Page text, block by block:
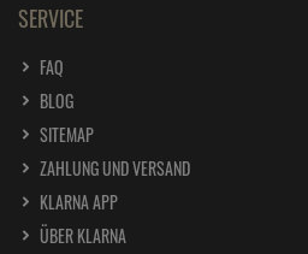
SERVICE
FAQ
BLOG
SITEMAP
ZAHLUNG UND VERSAND
KLARNA APP
ÜBER KLARNA